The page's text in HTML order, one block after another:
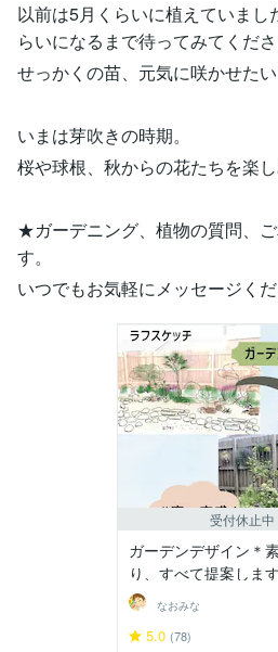
以前は5月くらいに植えていまし
らいになるまで待ってみてくださ
せっかくの苗、元気に咲かせたい
いまは芽吹きの時期。
桜や球根、秋からの花たちを楽し
★ガーデニング、植物の質問、
す。
いつでもお気軽にメッセージく
受付休止中
ガーデンデザイン＊
り、すべて提案します
なおみな
5.0 (78)